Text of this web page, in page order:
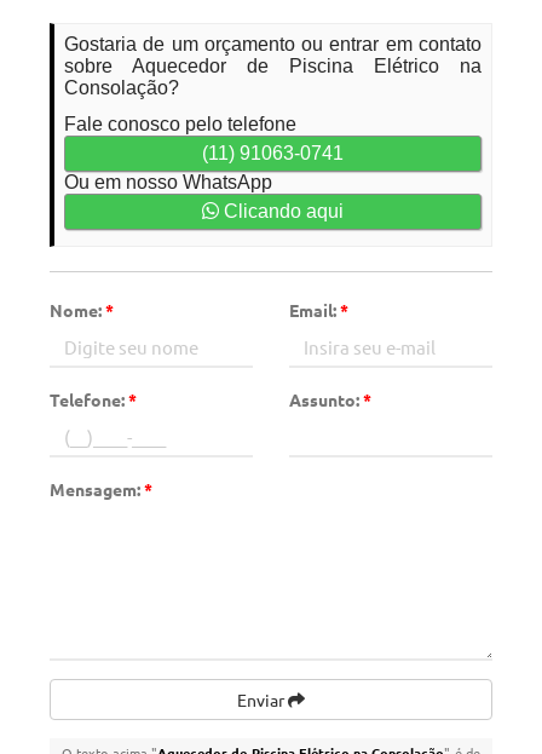
Gostaria de um orçamento ou entrar em contato
sobre Aquecedor de Piscina Elétrico na
Consolação?
Fale conosco pelo telefone
(11) 91063-0741
Ou em nosso WhatsApp
Clicando aqui
Nome:* Email:*
Telefone:* Assunto:*
Mensagem:*
Enviar